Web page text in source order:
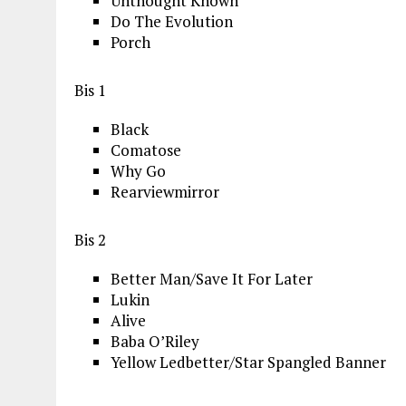
Do The Evolution
Porch
Bis 1
Black
Comatose
Why Go
Rearviewmirror
Bis 2
Better Man/Save It For Later
Lukin
Alive
Baba O’Riley
Yellow Ledbetter/Star Spangled Banner